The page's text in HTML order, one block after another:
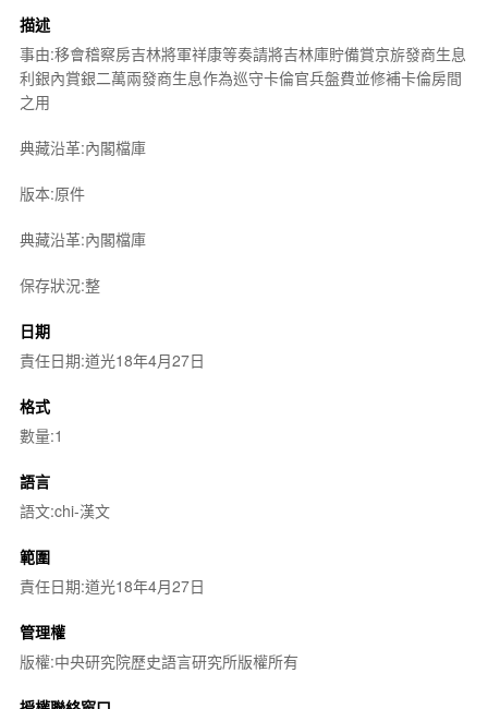
描述
事由:移會稽察房吉林將軍祥康等奏請將吉林庫貯備賞京旂發商生息
利銀內賞銀二萬兩發商生息作為巡守卡倫官兵盤費並修補卡倫房間
之用
典藏沿革:內閣檔庫
版本:原件
典藏沿革:內閣檔庫
保存狀況:整
日期
責任日期:道光18年4月27日
格式
數量:1
語言
語文:chi-漢文
範圍
責任日期:道光18年4月27日
管理權
版權:中央研究院歷史語言研究所版權所有